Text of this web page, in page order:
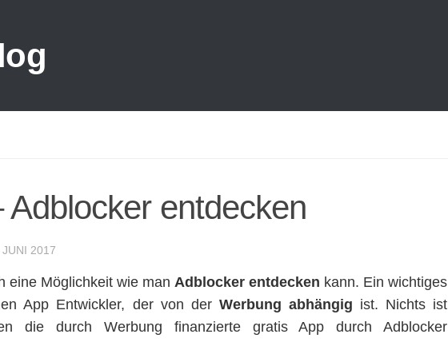
Adblocker entdecken
JUNI 2017
eine Möglichkeit wie man Adblocker entdecken kann. Ein wichtiges
App Entwickler, der von der Werbung abhängig ist. Nichts ist
die durch Werbung finanzierte gratis App durch Adblocker